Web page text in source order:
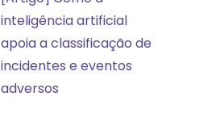
inteligência artificial
apoia a classificação de
incidentes e eventos
adversos